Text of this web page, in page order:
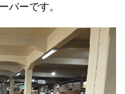
パーです。